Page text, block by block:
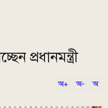
প্রধানমন্ত্রী
অ+ অ- অ